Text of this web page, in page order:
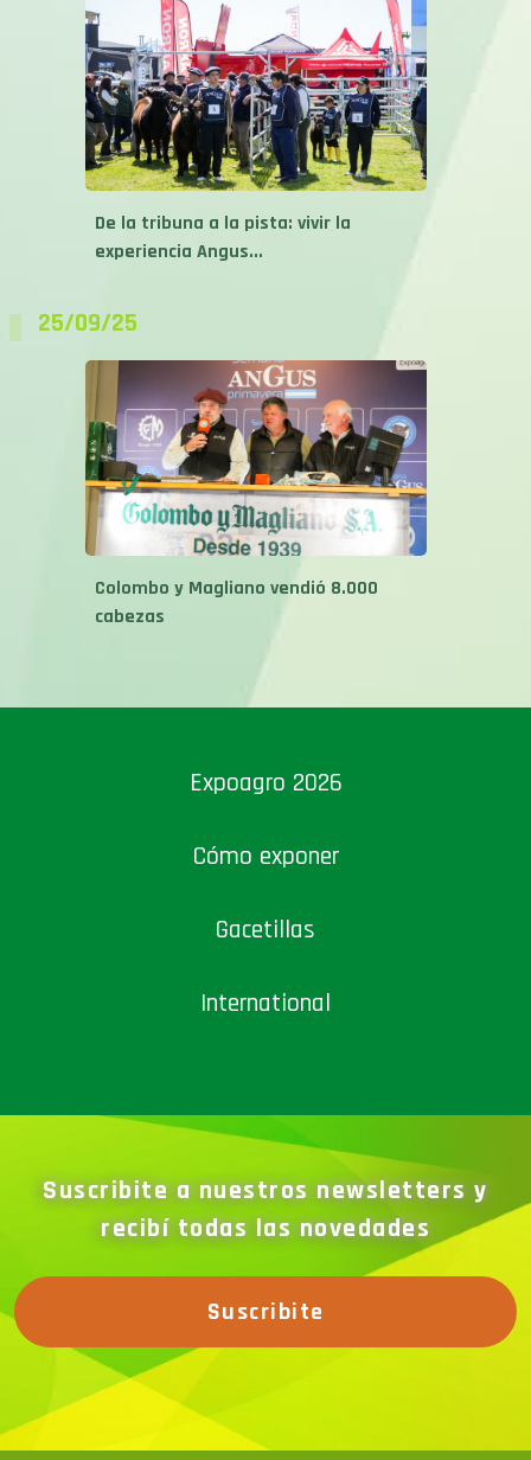
De la tribuna a la pista: vivir la
experiencia Angus...
25/09/25
Colombo y Magliano vendió 8.000
cabezas
Expoagro 2026
Cómo exponer
Gacetillas
International
Suscribite a nuestros newsletters y
recibí todas las novedades
Suscribite